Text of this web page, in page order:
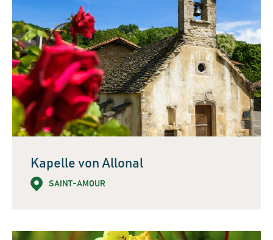
Kapelle von Allonal
SAINT-AMOUR